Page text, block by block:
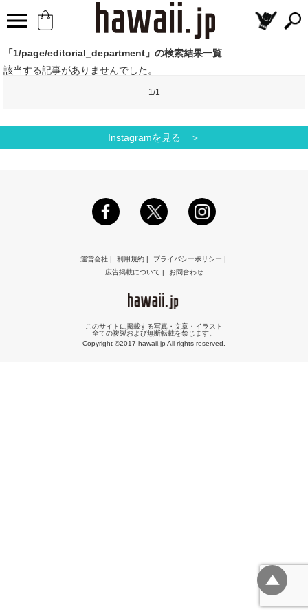
「1/page/editorial_department」の検索結果一覧
該当する記事がありませんでした。
1/1
Instagramを見る ＞
運営会社| 利用規約| プライバシーポリシー |
広告掲載について | お問合わせ
このサイトに掲載する写真・文章・イラスト
全ての複製および無断転載を禁じます。
Copyright ©2017 hawaii.jp All rights reserved.